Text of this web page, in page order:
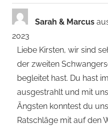
Sarah & Marcus
2023
Liebe Kirsten, wir sind
der zweiten
begleitet hast. Du hast
ausgestrahlt und mit
Ängsten konntest du
Ratschläge mit auf den